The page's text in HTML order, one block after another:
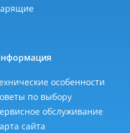
особенности
по выбору
обслуживание
сайта